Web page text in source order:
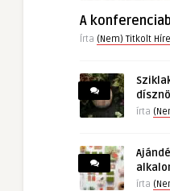
A
Írta (Nem) Titkolt
írta
írta